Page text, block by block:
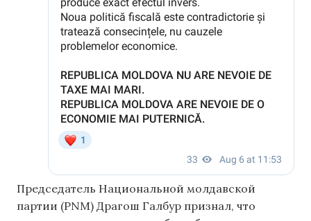
Председатель Национальной молдавской
партии (PNM) Драгош Галбур признал, что